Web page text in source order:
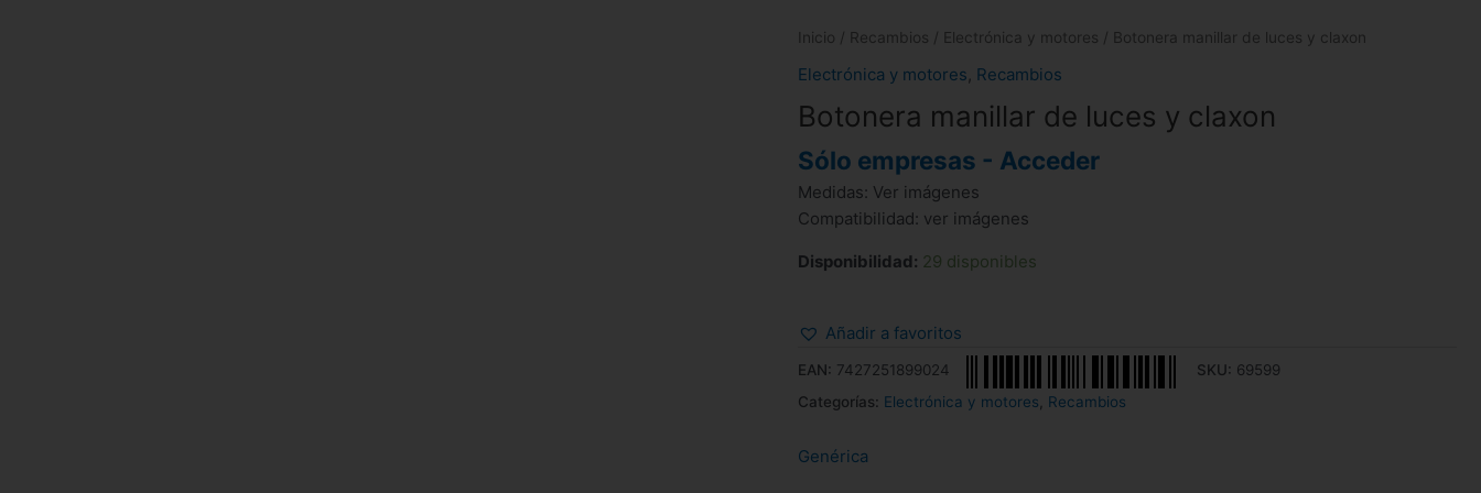
Inicio / Recambios / Electrónica y motores / Botonera manillar de luces y claxon
Electrónica y motores, Recambios
Botonera manillar de luces y claxon
Sólo empresas - Acceder
Medidas: Ver imágenes
Compatibilidad: ver imágenes
Disponibilidad: 29 disponibles
Añadir a favoritos
EAN: 7427251899024 SKU: 69599
Categorías: Electrónica y motores Recambios
Genérica